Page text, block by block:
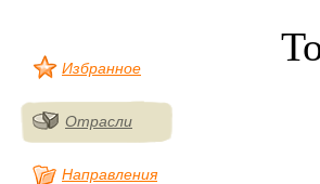
Избранное
Отрасли
Направления